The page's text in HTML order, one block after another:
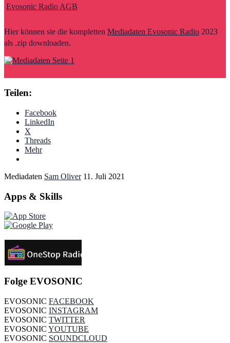
Evosonic Radio AGB
Hier können sie die kompletten Mediadaten Evosonic Radio 2023
als .zip downloaden.
Teilen:
Facebook
LinkedIn
X
Threads
Mehr
Mediadaten Sam Oliver 11. Juli 2021
Apps & Skills
Folge EVOSONIC
EVOSONIC FACEBOOK
EVOSONIC INSTAGRAM
EVOSONIC TWITTER
EVOSONIC YOUTUBE
EVOSONIC SOUNDCLOUD